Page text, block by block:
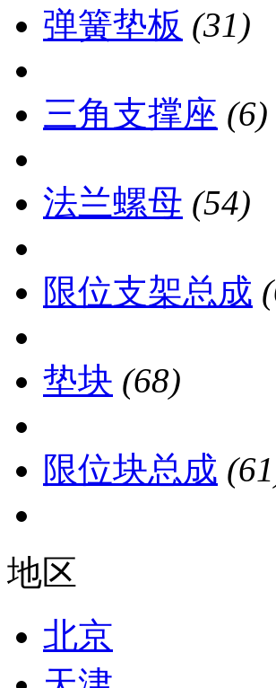
弹簧垫板 (31)
三角支撑座 (6)
法兰螺母 (54)
限位支架总成
垫块 (68)
限位块总成
地区
北京